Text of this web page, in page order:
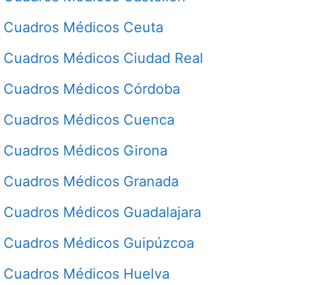
Cuadros Médicos Ceuta
Cuadros Médicos Ciudad Real
Cuadros Médicos Córdoba
Cuadros Médicos Cuenca
Cuadros Médicos Girona
Cuadros Médicos Granada
Cuadros Médicos Guadalajara
Cuadros Médicos Guipúzcoa
Cuadros Médicos Huelva